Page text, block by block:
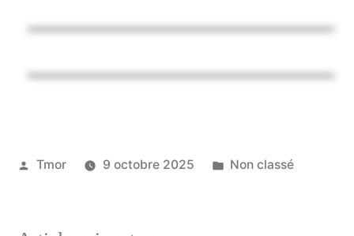
Tmor 9 octobre 2025 Non classé